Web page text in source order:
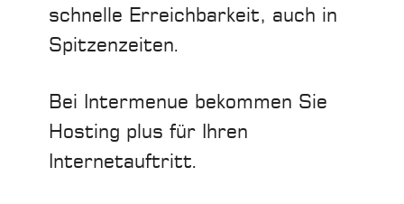
schnelle Erreichbarkeit, auch in
Spitzenzeiten.
Bei Intermenue bekommen Sie
Hosting plus für Ihren
Internetauftritt.